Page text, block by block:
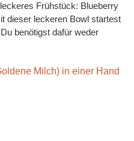
Frühstück: Blueberry
dieser leckeren Bowl startest
benötigst dafür weder